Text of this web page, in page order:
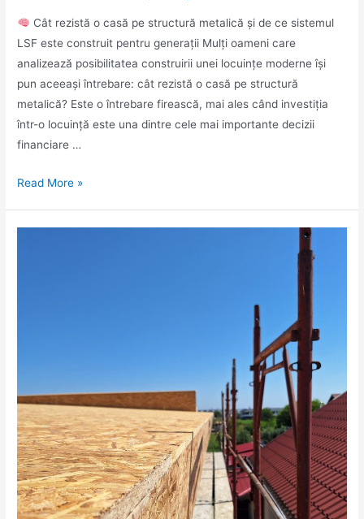
Cât rezistă o casă pe structură metalică și de ce sistemul
LSF este construit pentru generații Mulți oameni care
analizează posibilitatea construirii unei locuințe moderne își
pun aceeași întrebare: cât rezistă o casă pe structură
metalică? Este o întrebare firească, mai ales când investiția
într-o locuință este una dintre cele mai importante decizii
financiare …
Read More »